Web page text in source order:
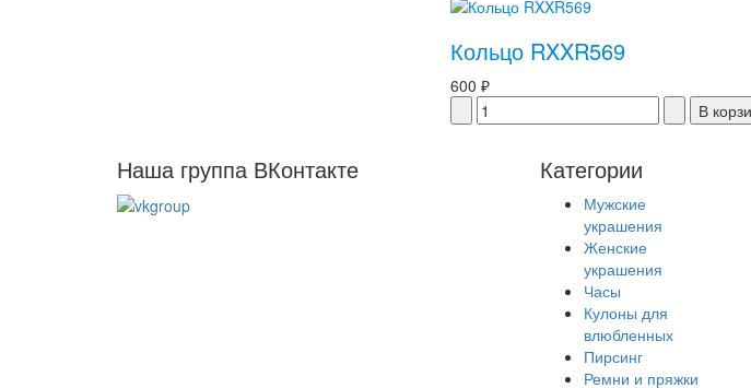
Кольцо RXXR569
600 ₽
Наша группа ВКонтакте Категории
Мужские
украшения
Женские
украшения
Часы
Кулоны для
влюбленных
Пирсинг
Ремни и пряжки